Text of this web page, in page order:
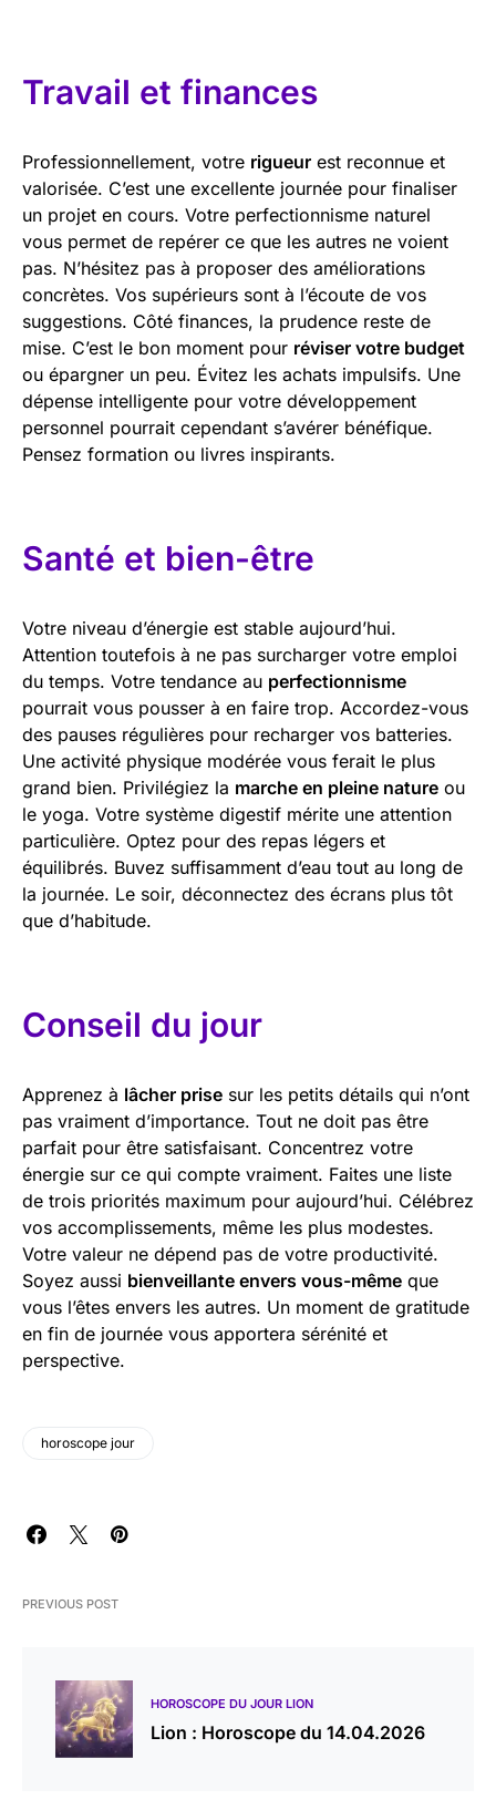
Travail et finances
Professionnellement, votre rigueur est reconnue et
valorisée. C’est une excellente journée pour finaliser
un projet en cours. Votre perfectionnisme naturel
vous permet de repérer ce que les autres ne voient
pas. N’hésitez pas à proposer des améliorations
concrètes. Vos supérieurs sont à l’écoute de vos
suggestions. Côté finances, la prudence reste de
mise. C’est le bon moment pour réviser votre budget
ou épargner un peu. Évitez les achats impulsifs. Une
dépense intelligente pour votre développement
personnel pourrait cependant s’avérer bénéfique.
Pensez formation ou livres inspirants.
Santé et bien-être
Votre niveau d’énergie est stable aujourd’hui.
Attention toutefois à ne pas surcharger votre emploi
du temps. Votre tendance au perfectionnisme
pourrait vous pousser à en faire trop. Accordez-vous
des pauses régulières pour recharger vos batteries.
Une activité physique modérée vous ferait le plus
grand bien. Privilégiez la marche en pleine nature ou
le yoga. Votre système digestif mérite une attention
particulière. Optez pour des repas légers et
équilibrés. Buvez suffisamment d’eau tout au long de
la journée. Le soir, déconnectez des écrans plus tôt
que d’habitude.
Conseil du jour
Apprenez à lâcher prise sur les petits détails qui n’ont
pas vraiment d’importance. Tout ne doit pas être
parfait pour être satisfaisant. Concentrez votre
énergie sur ce qui compte vraiment. Faites une liste
de trois priorités maximum pour aujourd’hui. Célébrez
vos accomplissements, même les plus modestes.
Votre valeur ne dépend pas de votre productivité.
Soyez aussi bienveillante envers vous-même que
vous l’êtes envers les autres. Un moment de gratitude
en fin de journée vous apportera sérénité et
perspective.
horoscope jour
PREVIOUS POST
HOROSCOPE DU JOUR LION
Lion : Horoscope du 14.04.2026